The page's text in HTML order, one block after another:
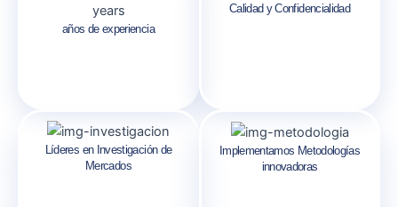
años de experiencia
Calidad y Confidencialidad
Líderes en Investigación de
Mercados
Implementamos Metodologías
innovadoras